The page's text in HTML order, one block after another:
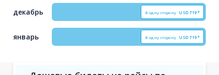
декабрь В одну сторону USD 719*
январь В одну сторону USD 719*